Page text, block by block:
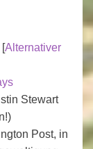
[Alternativer
Stewart
Post, in